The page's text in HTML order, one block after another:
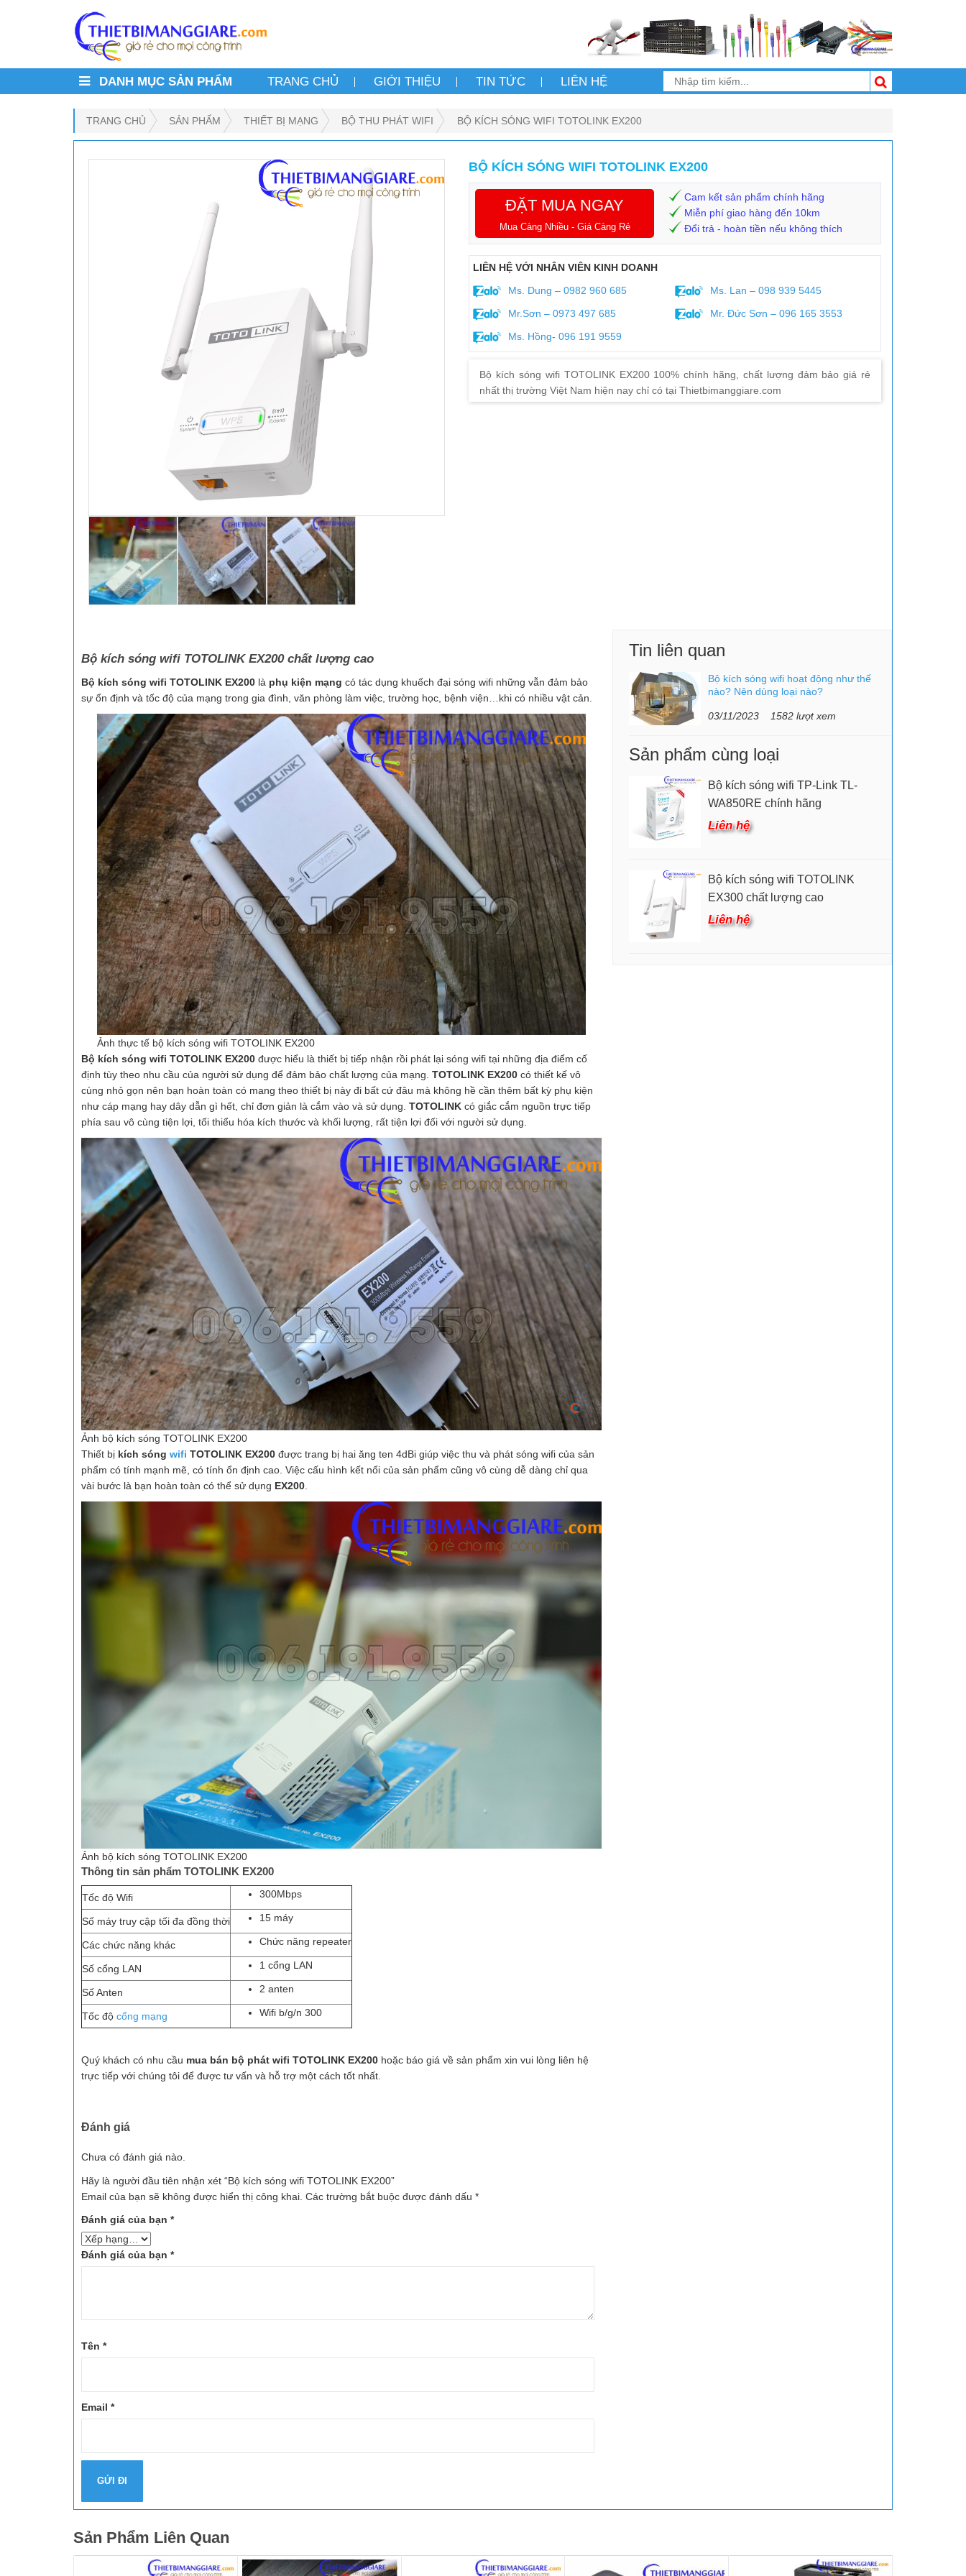
DANH MỤC SẢN PHẨM TRANG CHỦ GIỚI THIỆU TIN TỨC LIÊN HỆ
TRANG CHỦ SẢN PHẨM THIẾT BỊ MẠNG BỘ THU PHÁT WIFI BỘ KÍCH SÓNG WIFI TOTOLINK EX200
BỘ KÍCH SÓNG WIFI TOTOLINK EX200
ĐẶT MUA NGAY
Mua Càng Nhiều - Giá Càng Rẻ
Cam kết sản phẩm chính hãng
Miễn phí giao hàng đến 10km
Đổi trả - hoàn tiền nếu không thích
LIÊN HỆ VỚI NHÂN VIÊN KINH DOANH
Ms. Dung – 0982 960 685
Ms. Lan – 098 939 5445
Mr.Sơn – 0973 497 685
Mr. Đức Sơn – 096 165 3553
Ms. Hồng- 096 191 9559
Bộ kích sóng wifi TOTOLINK EX200 100% chính hãng, chất lượng đảm bảo giá rẻ
nhất thị trường Việt Nam hiện nay chỉ có tại Thietbimanggiare.com
Bộ kích sóng wifi TOTOLINK EX200 chất lượng cao
Bộ kích sóng wifi TOTOLINK EX200 là phụ kiện mạng có tác dụng khuếch đại sóng wifi những vẫn đảm bảo
sự ổn định và tốc độ của mạng trong gia đình, văn phòng làm việc, trường học, bệnh viện…khi có nhiều vật cản.
Ảnh thực tế bộ kích sóng wifi TOTOLINK EX200
Bộ kích sóng wifi TOTOLINK EX200 được hiểu là thiết bị tiếp nhận rồi phát lại sóng wifi tại những địa điểm cố
định tùy theo nhu cầu của người sử dụng để đảm bảo chất lượng của mạng. TOTOLINK EX200 có thiết kế vô
cùng nhỏ gọn nên bạn hoàn toàn có mang theo thiết bị này đi bất cứ đâu mà không hề cần thêm bất kỳ phụ kiện
như cáp mạng hay dây dẫn gì hết, chỉ đơn giản là cắm vào và sử dụng. TOTOLINK có giắc cắm nguồn trực tiếp
phía sau vô cùng tiện lợi, tối thiểu hóa kích thước và khối lượng, rất tiện lợi đối với người sử dụng.
Ảnh bộ kích sóng TOTOLINK EX200
Thiết bị kích sóng wifi TOTOLINK EX200 được trang bị hai ăng ten 4dBi giúp việc thu và phát sóng wifi của sản
phẩm có tính mạnh mẽ, có tính ổn định cao. Việc cấu hình kết nối của sản phẩm cũng vô cùng dễ dàng chỉ qua
vài bước là bạn hoàn toàn có thể sử dụng EX200
Ảnh bộ kích sóng TOTOLINK EX200
Thông tin sản phẩm TOTOLINK EX200
Tốc độ Wifi 300Mbps
Số máy truy cập tối đa đồng thời 15 máy
Các chức năng khác Chức năng repeater
Số cổng LAN 1 cổng LAN
Số Anten 2 anten
Tốc độ cổng mạng Wifi b/g/n 300
Quý khách có nhu cầu mua bán bộ phát wifi TOTOLINK EX200 hoặc báo giá về sản phẩm xin vui lòng liên hệ
trực tiếp với chúng tôi để được tư vấn và hỗ trợ một cách tốt nhất.
Đánh giá
Chưa có đánh giá nào.
Hãy là người đầu tiên nhận xét “Bộ kích sóng wifi TOTOLINK EX200”
Email của bạn sẽ không được hiển thị công khai. Các trường bắt buộc được đánh dấu *
Đánh giá của bạn *
Đánh giá của bạn *
Tên *
Email *
Tin liên quan
Bộ kích sóng wifi hoạt động như thế
nào? Nên dùng loại nào?
03/11/2023 1582 lượt xem
Sản phẩm cùng loại
Bộ kích sóng wifi TP-Link TL-
WA850RE chính hãng
Liên hệ
Bộ kích sóng wifi TOTOLINK
EX300 chất lượng cao
Liên hệ
Sản Phẩm Liên Quan